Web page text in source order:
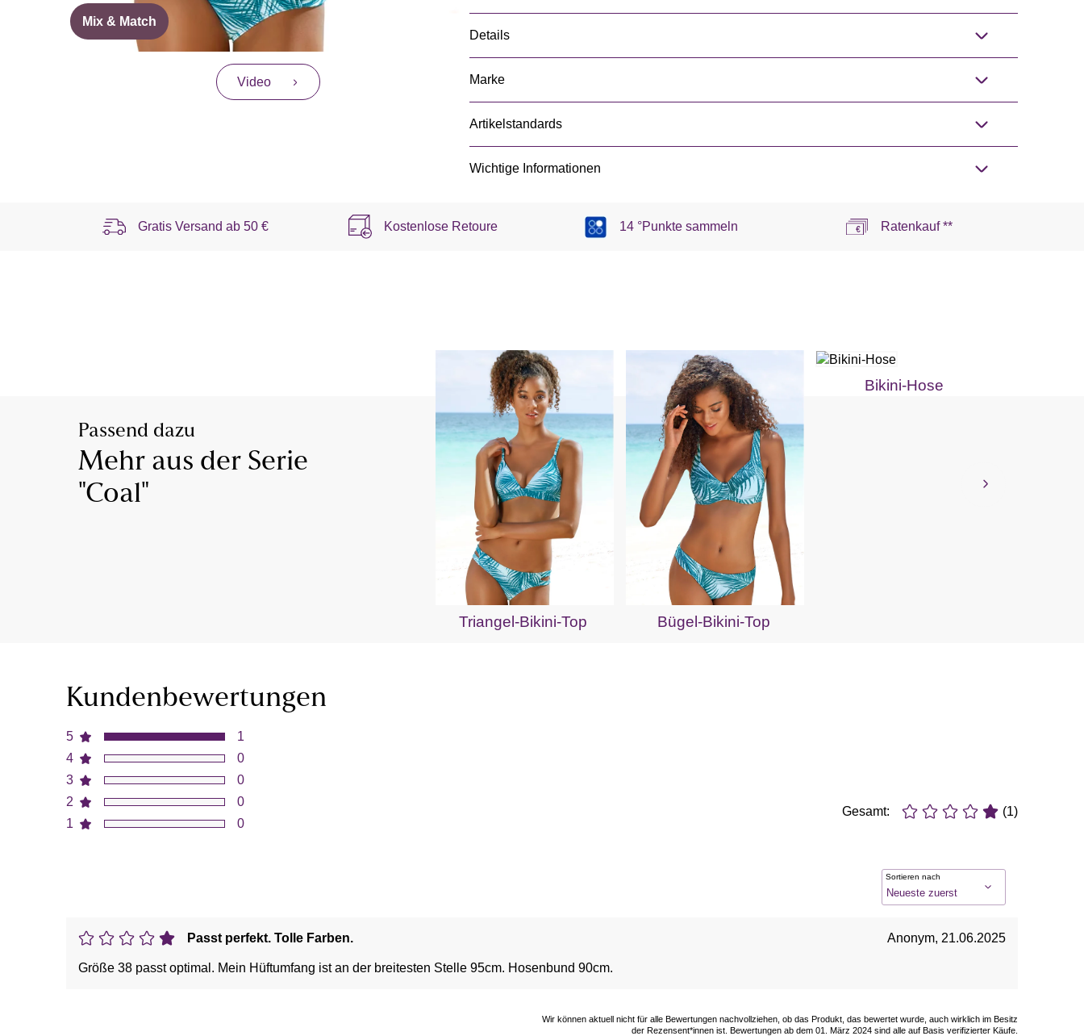
Video
Mix & Match
Details
Marke
Artikelstandards
Wichtige Informationen
Gratis Versand ab 50 € Kostenlose Retoure 14 °Punkte sammeln Ratenkauf **
Passend dazu
Mehr aus der Serie
"Coal"
Triangel-Bikini-Top Bügel-Bikini-Top
Bikini-Hose
Kundenbewertungen
5
4
3
2
1
1
0
0
0
0
Gesamt: (1)
Sortieren nach
Passt perfekt. Tolle Farben. Anonym, 21.06.2025
Größe 38 passt optimal. Mein Hüftumfang ist an der breitesten Stelle 95cm. Hosenbund 90cm.
Wir können aktuell nicht für alle Bewertungen nachvollziehen, ob das Produkt, das bewertet wurde, auch wirklich im Besitz
der Rezensent*innen ist. Bewertungen ab dem 01. März 2024 sind alle auf Basis verifizierter Käufe.